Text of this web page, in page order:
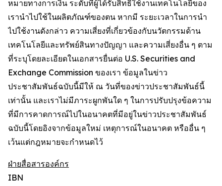
หมายทางการเงิน ระดับที่ผู้ได้รับสิทธิ์ใช้งานเทคโนโลยีของ
เรานำไปใช้ในผลิตภัณฑ์ของตน หากมี ระยะเวลาในการนำ
ไปใช้งานดังกล่าว ความเสี่ยงที่เกี่ยวข้องกับนวัตกรรมด้าน
เทคโนโลยีและทรัพย์สินทางปัญญา และความเสี่ยงอื่น ๆ ตาม
ที่ระบุโดยละเอียดในเอกสารยื่นต่อ U.S. Securities and
Exchange Commission ของเรา ข้อมูลในข่าว
ประชาสัมพันธ์ฉบับนี้มีให้ ณ วันที่ของข่าวประชาสัมพันธ์นี้
เท่านั้น และเราไม่มีภาระผูกพันใด ๆ ในการปรับปรุงข้อความ
ที่มีการคาดการณ์ไปในอนาคตที่มีอยู่ในข่าวประชาสัมพันธ์
ฉบับนี้โดยอิงจากข้อมูลใหม่ เหตุการณ์ในอนาคต หรืออื่น ๆ
เว้นแต่กฎหมายจะกำหนดไว้
ฝ่ายสื่อสารองค์กร
IBN